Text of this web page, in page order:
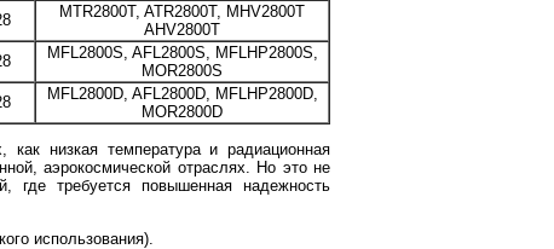
MTR2800T, ATR2800T, MHV2800T
AHV2800T
MFL2800S, AFL2800S, MFLHP2800S,
MOR2800S
MFL2800D, AFL2800D, MFLHP2800D,
MOR2800D
низкая температура и радиационная
аэрокосмической отраслях. Но это не
где требуется повышенная надежность
использования).